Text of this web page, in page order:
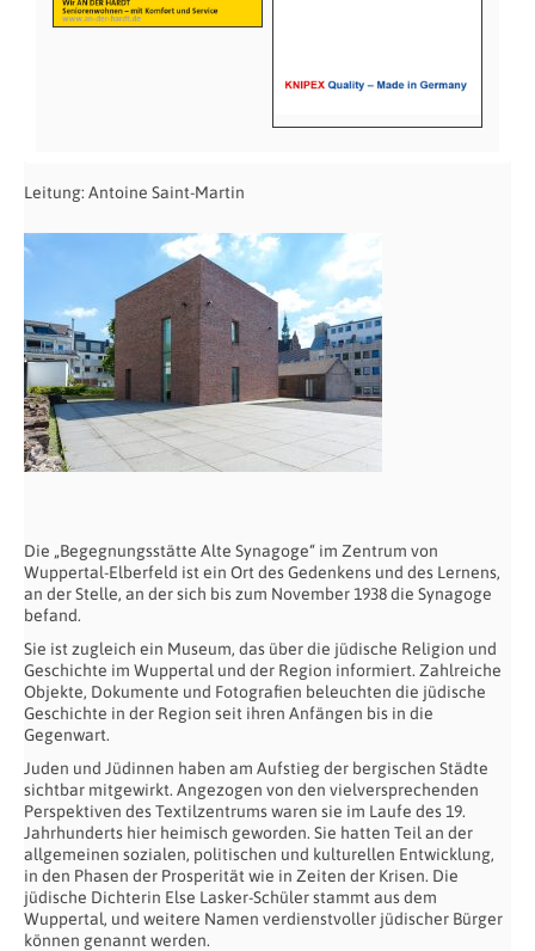
Leitung: Antoine Saint-Martin
Die „Begegnungsstätte Alte Synagoge“ im Zentrum von
Wuppertal-Elberfeld ist ein Ort des Gedenkens und des Lernens,
an der Stelle, an der sich bis zum November 1938 die Synagoge
befand.
Sie ist zugleich ein Museum, das über die jüdische Religion und
Geschichte im Wuppertal und der Region informiert. Zahlreiche
Objekte, Dokumente und Fotografien beleuchten die jüdische
Geschichte in der Region seit ihren Anfängen bis in die
Gegenwart.
Juden und Jüdinnen haben am Aufstieg der bergischen Städte
sichtbar mitgewirkt. Angezogen von den vielversprechenden
Perspektiven des Textilzentrums waren sie im Laufe des 19.
Jahrhunderts hier heimisch geworden. Sie hatten Teil an der
allgemeinen sozialen, politischen und kulturellen Entwicklung,
in den Phasen der Prosperität wie in Zeiten der Krisen. Die
jüdische Dichterin Else Lasker-Schüler stammt aus dem
Wuppertal, und weitere Namen verdienstvoller jüdischer Bürger
können genannt werden.